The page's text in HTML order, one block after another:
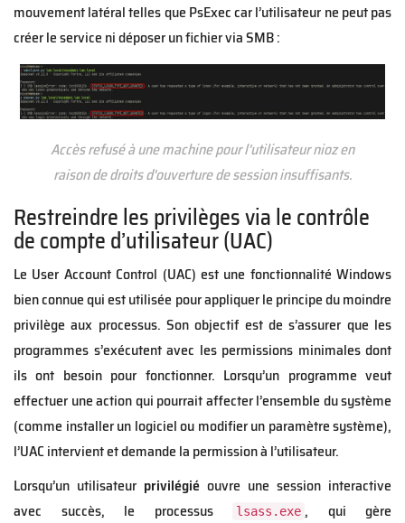
mouvement latéral telles que PsExec car l’utilisateur ne peut pas
créer le service ni déposer un fichier via SMB :
Accès refusé à une machine pour l'utilisateur nioz en
raison de droits d'ouverture de session insuffisants.
Restreindre les privilèges via le contrôle
de compte d’utilisateur (UAC)
Le User Account Control (UAC) est une fonctionnalité Windows
bien connue qui est utilisée pour appliquer le principe du moindre
privilège aux processus. Son objectif est de s’assurer que les
programmes s’exécutent avec les permissions minimales dont
ils ont besoin pour fonctionner. Lorsqu’un programme veut
effectuer une action qui pourrait affecter l’ensemble du système
(comme installer un logiciel ou modifier un paramètre système),
l’UAC intervient et demande la permission à l’utilisateur.
Lorsqu’un utilisateur privilégié ouvre une session interactive
avec succès, le processus
lsass.exe , qui gère